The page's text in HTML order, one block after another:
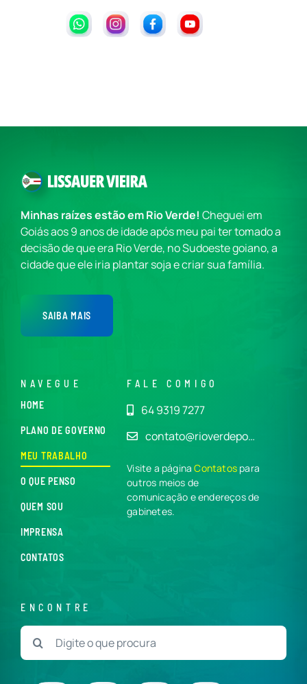
Minhas raízes estão em Rio Verde! Cheguei em
Goiás aos 9 anos de idade após meu pai ter tomado a
decisão de que era Rio Verde, no Sudoeste goiano, a
cidade que ele iria plantar soja e criar sua família.
SAIBA MAIS
NAVEGUE
HOME
PLANO DE GOVERNO
MEU TRABALHO
O QUE PENSO
QUEM SOU
IMPRENSA
CONTATOS
FALE COMIGO
64 9319 7277
contato@rioverdepo…
Visite a páginaContatos para
outros meios de
comunicação e endereços de
gabinetes.
ENCONTRE
Buscar
resultados